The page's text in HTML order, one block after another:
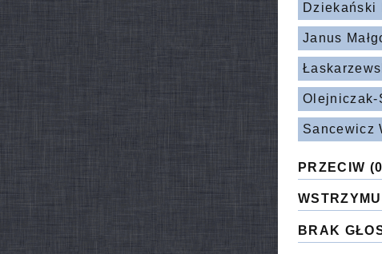
Dziekański
Janus
Olejniczak-
Sancewicz
PRZECIW
BRAK